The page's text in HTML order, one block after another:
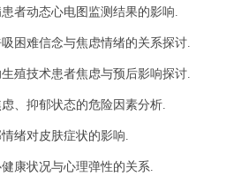
者动态心电图监测结果的影响.
困难信念与焦虑情绪的关系探讨.
殖技术患者焦虑与预后影响探讨.
、抑郁状态的危险因素分析.
绪对皮肤症状的影响.
康状况与心理弹性的关系.